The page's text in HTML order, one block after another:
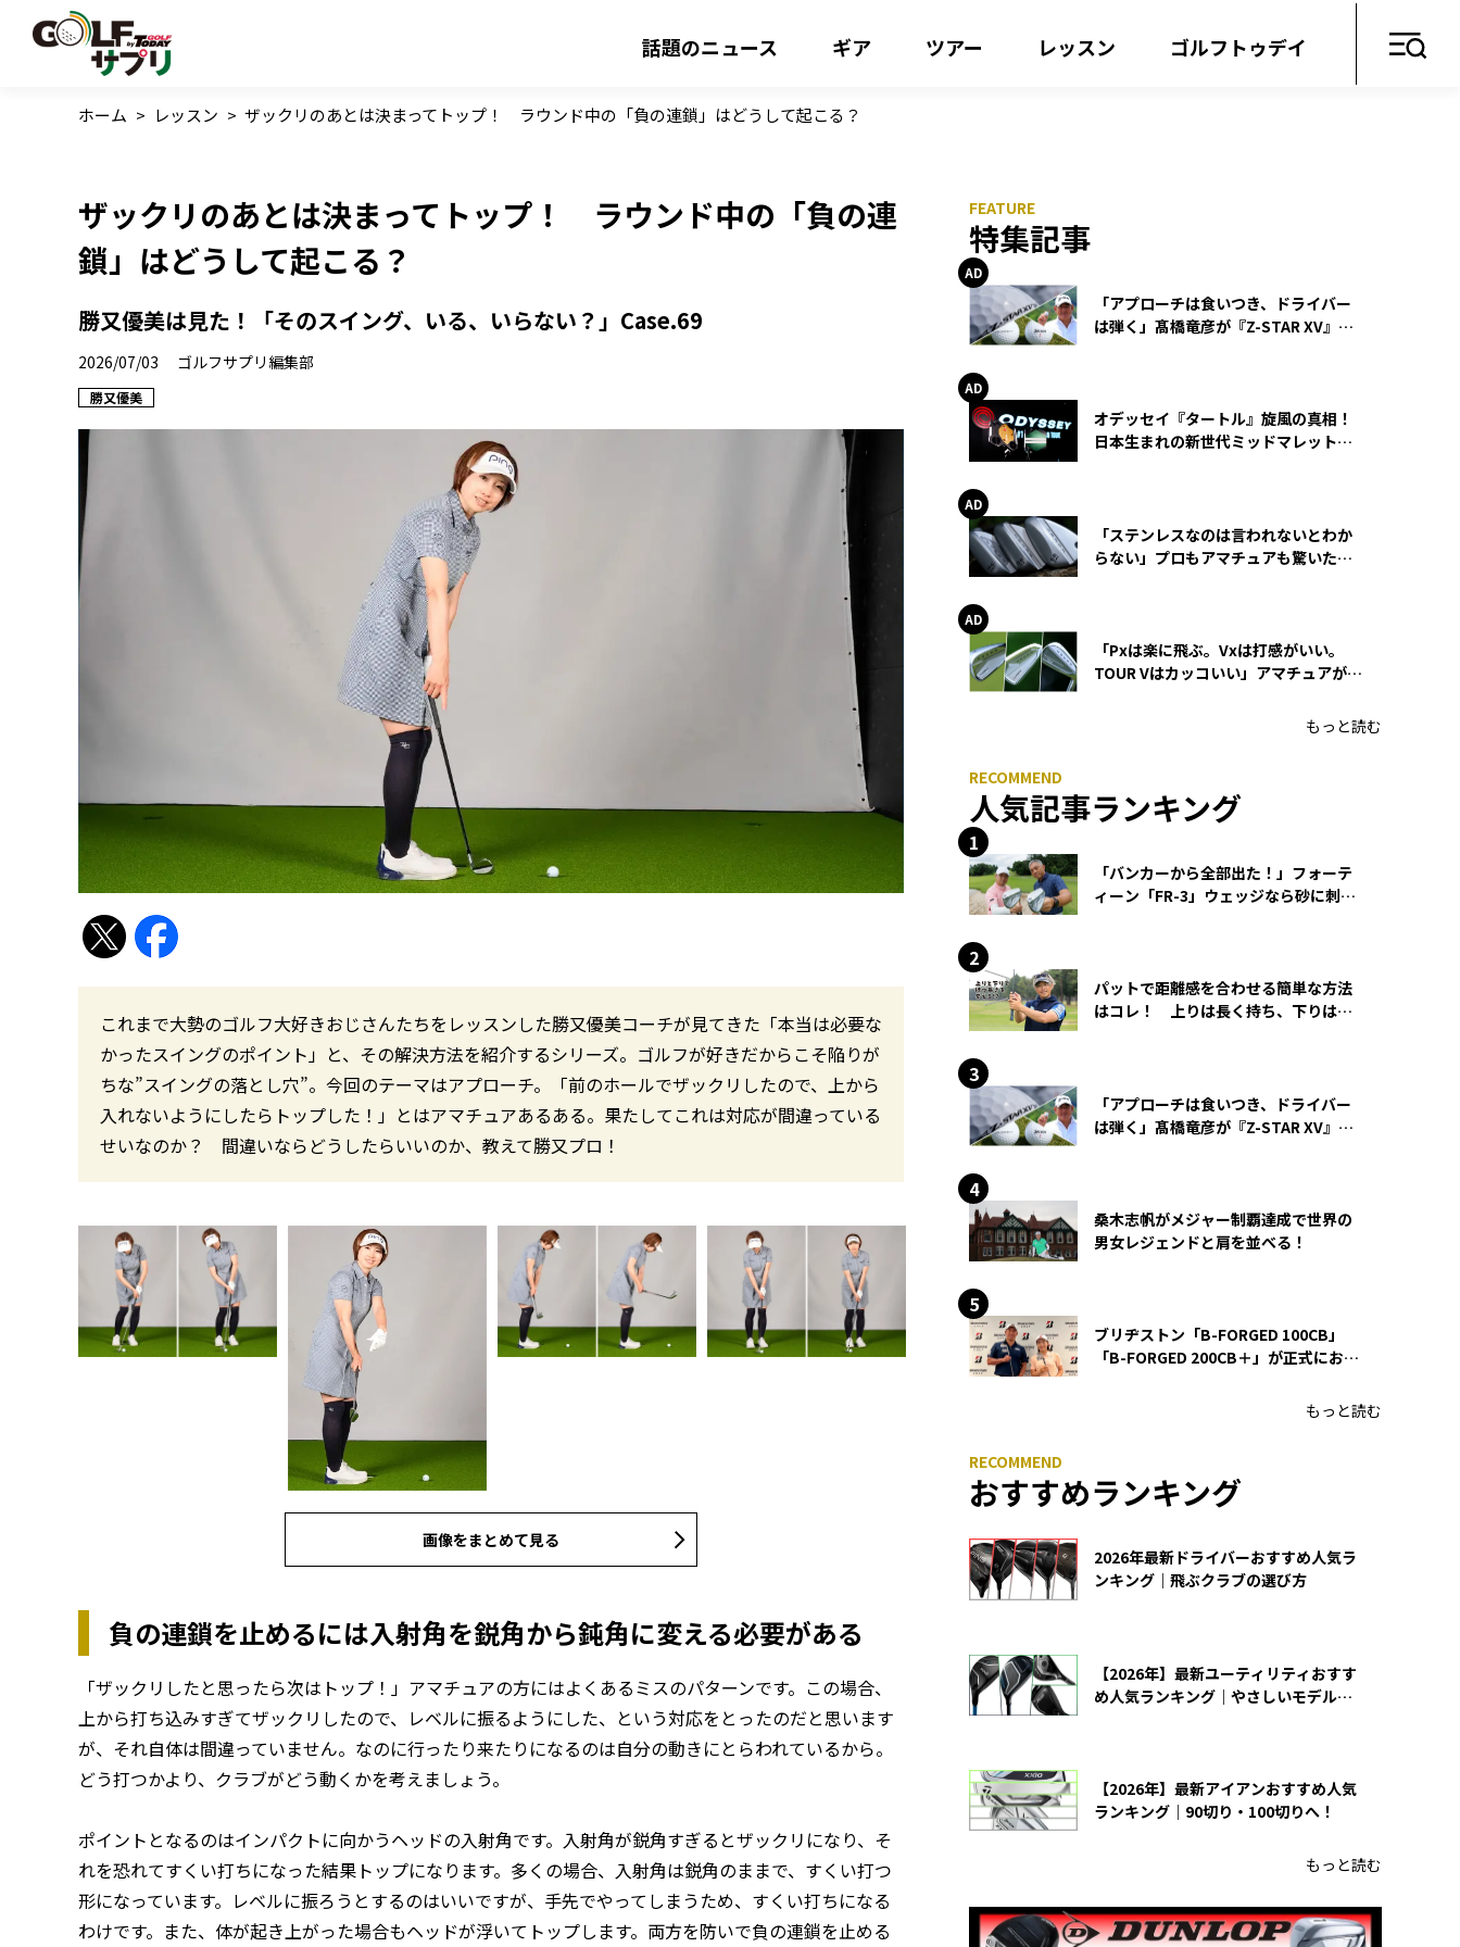
話題のニュース ギア ツアー レッスン ゴルフトゥデイ
ホーム > レッスン > ザックリのあとは決まってトップ！ ラウンド中の「負の連鎖」はどうして起こる？
ザックリのあとは決まってトップ！ ラウンド中の「負の連
鎖」はどうして起こる？
勝又優美は見た！「そのスイング、いる、いらない？」Case.69
2026/07/03 ゴルフサプリ編集部
勝又優美
これまで大勢のゴルフ大好きおじさんたちをレッスンした勝又優美コーチが見てきた「本当は必要な
かったスイングのポイント」と、その解決方法を紹介するシリーズ。ゴルフが好きだからこそ陥りが
ちな”スイングの落とし穴”。今回のテーマはアプローチ。「前のホールでザックリしたので、上から
入れないようにしたらトップした！」とはアマチュアあるある。果たしてこれは対応が間違っている
せいなのか？ 間違いならどうしたらいいのか、教えて勝又プロ！
画像をまとめて見る
負の連鎖を止めるには入射角を鋭角から鈍角に変える必要がある
「ザックリしたと思ったら次はトップ！」アマチュアの方にはよくあるミスのパターンです。この場合、
上から打ち込みすぎてザックリしたので、レベルに振るようにした、という対応をとったのだと思います
が、それ自体は間違っていません。なのに行ったり来たりになるのは自分の動きにとらわれているから。
どう打つかより、クラブがどう動くかを考えましょう。
ポイントとなるのはインパクトに向かうヘッドの入射角です。入射角が鋭角すぎるとザックリになり、そ
れを恐れてすくい打ちになった結果トップになります。多くの場合、入射角は鋭角のままで、すくい打つ
形になっています。レベルに振ろうとするのはいいですが、手先でやってしまうため、すくい打ちになる
わけです。また、体が起き上がった場合もヘッドが浮いてトップします。両方を防いで負の連鎖を止める
特集記事
「アプローチは食いつき、ドライバー
は弾く」髙橋竜彦が『Z-STAR XV』を
オデッセイ『タートル』旋風の真相！
日本生まれの新世代ミッドマレットが
「ステンレスなのは言われないとわか
らない」プロもアマチュアも驚いた
「Pxは楽に飛ぶ。Vxは打感がいい。
TOUR Vはカッコいい」アマチュアが選
もっと読む
人気記事ランキング
「バンカーから全部出た！」フォーテ
ィーン「FR-3」ウェッジなら砂に刺さ
パットで距離感を合わせる簡単な方法
はコレ！ 上りは長く持ち、下りは短
「アプローチは食いつき、ドライバー
は弾く」髙橋竜彦が『Z-STAR XV』を
桑木志帆がメジャー制覇達成で世界の
男女レジェンドと肩を並べる！
ブリヂストン「B-FORGED 100CB」
「B-FORGED 200CB＋」が正式にお披
もっと読む
おすすめランキング
2026年最新ドライバーおすすめ人気ラ
ンキング｜飛ぶクラブの選び方
【2026年】最新ユーティリティおすす
め人気ランキング｜やさしいモデルの
【2026年】最新アイアンおすすめ人気
ランキング｜90切り・100切りへ！
もっと読む